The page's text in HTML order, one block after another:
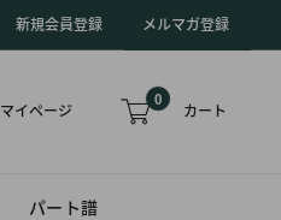
新規会員登録 メルマガ登録
マイページ
0
カート
パート譜